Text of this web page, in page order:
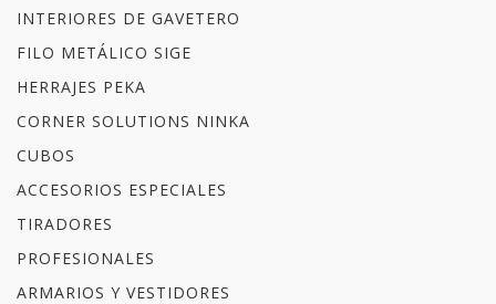
INTERIORES DE GAVETERO
FILO METÁLICO SIGE
HERRAJES PEKA
CORNER SOLUTIONS NINKA
CUBOS
ACCESORIOS ESPECIALES
TIRADORES
PROFESIONALES
ARMARIOS Y VESTIDORES